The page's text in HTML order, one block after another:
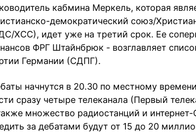
кабмина Меркель, которая
демократический союз/
ХСС), идет уже на третий срок. Ее
ФРГ Штайнбрюк - возглавляет
Германии (СДПГ).
начнутся в 20.30 по местному
сразу четыре телеканала (Первый
множество радиостанций и
за дебатами будут от 15 до 20